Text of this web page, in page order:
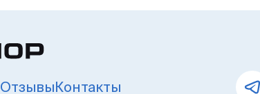
ОтзывыКонтакты